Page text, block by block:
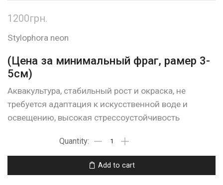
1200грн.
Stylophora neon
(Цена за минимальный фраг, рамер 3-
5см)
Аквакультура, стабильный рост и окраска, не
требуется адаптация к искусственной воде и
освещению, высокая стрессоустойчивость
Add to cart